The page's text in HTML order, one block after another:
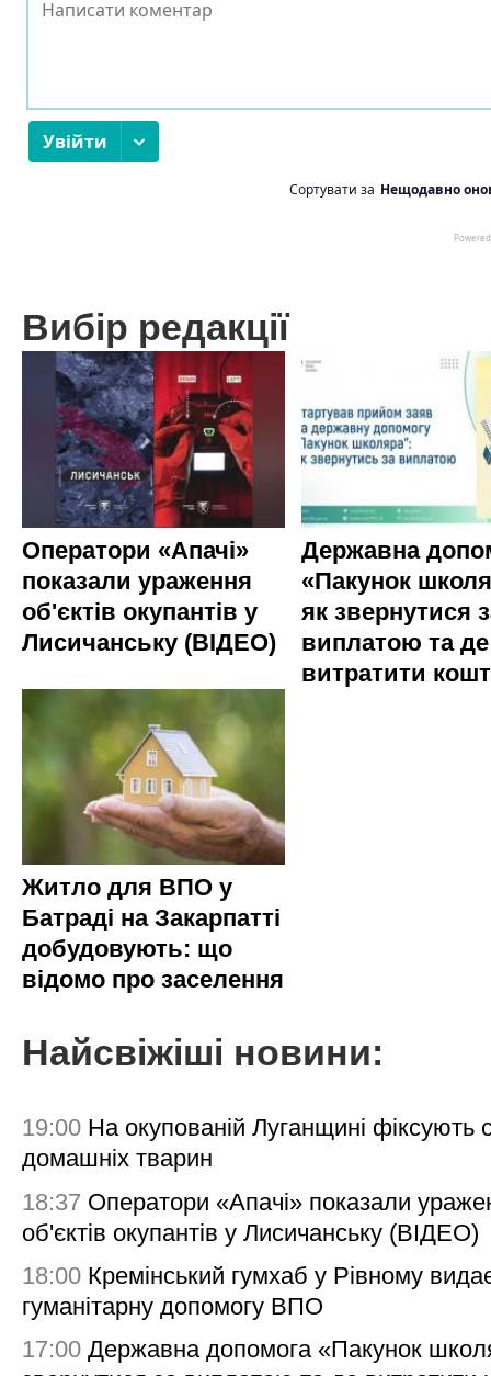
Вибір редакції
Оператори «Апачі»
показали ураження
об'єктів окупантів у
Лисичанську (ВІДЕО)
Державна
«Пакунок
як звернутися
виплатою та де
витратити
Житло для ВПО у
Батраді на Закарпатті
добудовують: що
відомо про заселення
Найсвіжіші новини:
19:00 На окупованій Луганщині фіксують
домашніх тварин
18:37 Оператори «Апачі» показали
об'єктів окупантів у Лисичанську (ВІДЕО)
18:00 Кремінський гумхаб у Рівному
гуманітарну допомогу ВПО
17:00 Державна допомога «Пакунок